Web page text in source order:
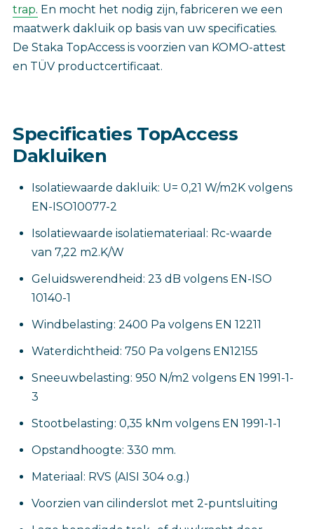
trap. En mocht het nodig zijn, fabriceren we een
maatwerk dakluik op basis van uw specificaties.
De Staka TopAccess is voorzien van KOMO-attest
en TÜV productcertificaat.
Specificaties TopAccess
Dakluiken
Isolatiewaarde dakluik: U= 0,21 W/m2K volgens
EN-ISO10077-2
Isolatiewaarde isolatiemateriaal: Rc-waarde
van 7,22 m2.K/W
Geluidswerendheid: 23 dB volgens EN-ISO
10140-1
Windbelasting: 2400 Pa volgens EN 12211
Waterdichtheid: 750 Pa volgens EN12155
Sneeuwbelasting: 950 N/m2 volgens EN 1991-1-
3
Stootbelasting: 0,35 kNm volgens EN 1991-1-1
Opstandhoogte: 330 mm.
Materiaal: RVS (AISI 304 o.g.)
Voorzien van cilinderslot met 2-puntsluiting